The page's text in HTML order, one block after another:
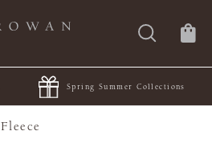
Spring Summer Collections